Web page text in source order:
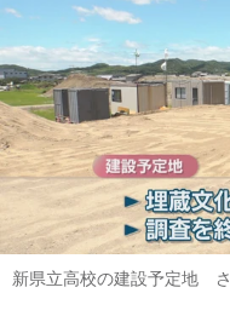
新県立高校の建設予定地